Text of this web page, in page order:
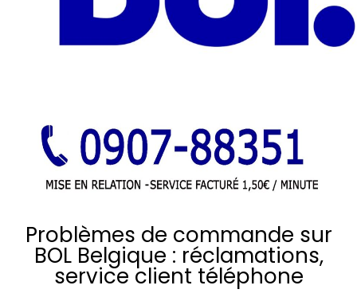
Problèmes de commande sur
BOL Belgique : réclamations,
service client téléphone